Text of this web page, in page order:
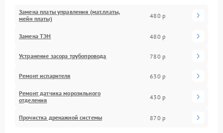
Замена платы управления (мат.платы,
мейн платы)
480 р
Замена ТЭН 480 р
Устранение засора трубопровода 780 р
Ремонт испарителя 630 р
Ремонт датчика морозильного
отделения
430 р
Прочистка дренажной системы 870 р